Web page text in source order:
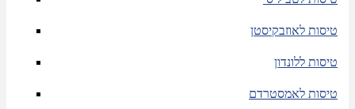
טיסות לאוזבקיסטן
טיסות ללונדון
טיסות לאמסטרדם